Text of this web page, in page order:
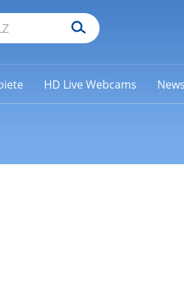
HD Live Webcams